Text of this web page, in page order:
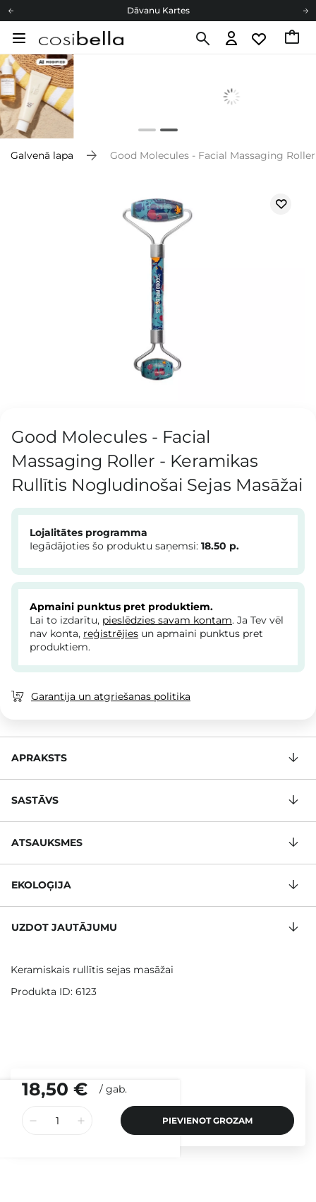
Dāvanu Kartes
Cosibella lojalitātes programma
Galvenā lapa Good Molecules - Facial Massaging
Good Molecules - Facial
Massaging Roller - Keramikas
Rullītis Nogludinošai Sejas Masāžai
18,50 € / gab.
PIEVIENOT GROZAM
Lojalitātes programma
Iegādājoties šo produktu saņemsi: 18.50 p.
Apmaini punktus pret produktiem.
Lai to izdarītu, pieslēdzies savam kontam. Ja Tev vēl
nav konta, reģistrējies un apmaini punktus pret
produktiem.
Garantija un atgriešanas politika
APRAKSTS
SASTĀVS
ATSAUKSMES
EKOLOĢIJA
UZDOT JAUTĀJUMU
Keramiskais rullītis sejas masāžai
Produkta ID: 6123